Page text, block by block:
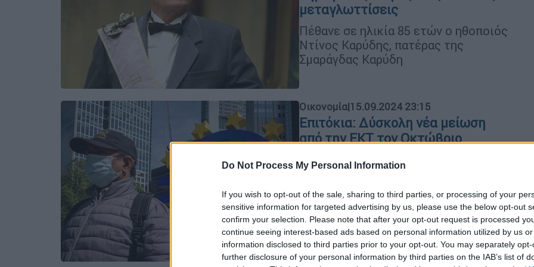
Do Not Process My Personal Information
If you wish to opt-out of the sale, sharing to third parties, or processing of your
sensitive information for targeted advertising by us, please use the below opt-out
confirm your selection. Please note that after your opt-out request is processed
continue seeing interest-based ads based on personal information utilized by us
information disclosed to third parties prior to your opt-out. You may separately
further disclosure of your personal information by third parties on the IAB’s list of
μεταγλωττίσεις
Πέθανε σε ηλικία 85 ετών ο ηθοποιός
Ντίνος Καρύδης, πατέρας της
Σμαράγδας Καρύδη
Οικονομία|15.09.2024 23:15
Επιτόκια: Δύσκολη νέα μείωση
από την ΕΚΤ τον Οκτώβριο
Ενας επιπλέον λόγος που εξηγεί γιατί
δεν βιάζεται η ΕΚΤ με τις μειώσεις
των επιτοκίων είναι η πορεία του
δομικού πληθωρισμού και κυρίως του
εγχώριου πληθωρισμού. Το επίπεδο
του τελευταίου είναι διπλάσιο σε
σχέση με του γενικού πληθωρισμού
και η μείωση τον Αύγουστο στο 4,4%